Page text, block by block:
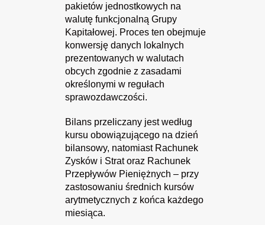
pakietów jednostkowych na
walutę funkcjonalną Grupy
Kapitałowej. Proces ten obejmuje
konwersję danych lokalnych
prezentowanych w walutach
obcych zgodnie z zasadami
określonymi w regułach
sprawozdawczości.
Bilans przeliczany jest według
kursu obowiązującego na dzień
bilansowy, natomiast Rachunek
Zysków i Strat oraz Rachunek
Przepływów Pieniężnych – przy
zastosowaniu średnich kursów
arytmetycznych z końca każdego
miesiąca.